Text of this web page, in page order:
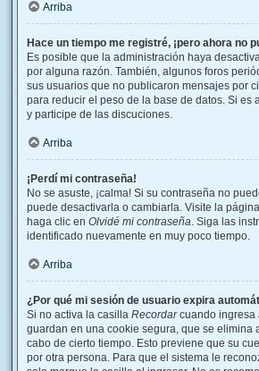
Arriba
Hace un tiempo me registré, ¡pero ahora no
Es posible que la administración haya
por alguna razón. También, algunos foros
sus usuarios que no publicaron mensajes por
para reducir el peso de la base de datos. Si es
y participe de las discuciones.
Arriba
¡Perdí mi contraseña!
No se asuste, ¡calma! Si su contraseña no
puede desactivarla o cambiarla. Visite la
haga clic en Olvidé mi contraseña. Siga las
identificado nuevamente en muy poco tiempo.
Arriba
¿Por qué mi sesión de usuario expira
Si no activa la casilla Recordarcuando ingresa
guardan en una cookie segura, que se elimina
cabo de cierto tiempo. Esto previene que su
por otra persona. Para que el sistema le